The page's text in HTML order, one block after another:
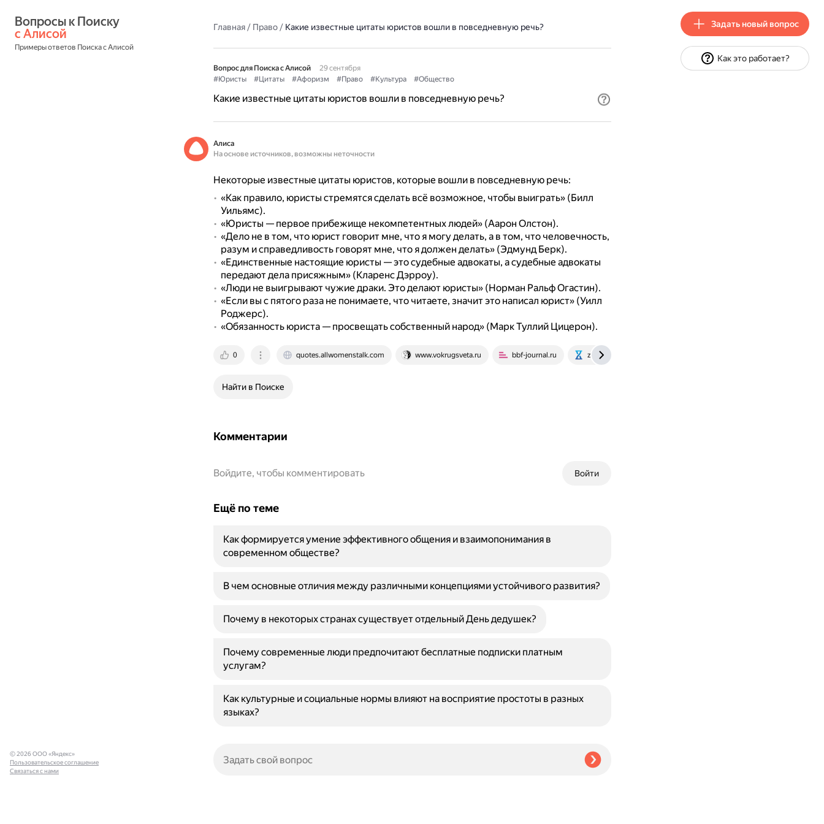
с Алисой
Примеры ответов Поиска с Алисой
Главная/ Право/ Какие известные цитаты юристов вошли в повседневную речь?
Вопрос для Поиска с Алисой
29 сентября
#Юристы
#Цитаты #Афоризм #Право #Культура #Общество
Какие известные цитаты юристов вошли в повседневную речь?
Алиса
На основе источников, возможны неточности
Некоторые известные цитаты юристов, которые вошли в повседневную речь:
«Как правило, юристы стремятся сделать всё возможное, чтобы выиграть» (Билл
Уильямс).
«Юристы — первое прибежище некомпетентных людей» (Аарон Олстон).
«Дело не в том, что юрист говорит мне, что я могу делать, а в том, что человечность,
разум и справедливость говорят мне, что я должен делать» (Эдмунд Берк).
«Единственные настоящие юристы — это судебные адвокаты, а судебные адвокаты
передают дела присяжным» (Кларенс Дэрроу).
«Люди не выигрывают чужие драки. Это делают юристы» (Норман Ральф Огастин).
«Если вы с пятого раза не понимаете, что читаете, значит это написал юрист» (Уилл
Роджерс).
«Обязанность юриста — просвещать собственный народ» (Марк Туллий Цицерон).
0 quotes.allwomenstalk.com www.vokrugsveta.ru bbf-journal.ru zakon.ru
Найти в Поиске
Комментарии
Войти
Войдите, чтобы комментировать
Ещё по теме
Как формируется умение эффективного общения и взаимопонимания в
современном обществе?
В чем основные отличия между различными концепциями устойчивого развития?
Почему в некоторых странах существует отдельный День дедушек?
Почему современные люди предпочитают бесплатные подписки платным
услугам?
Как культурные и социальные нормы влияют на восприятие простоты в разных
языках?
© 2026 ООО «Яндекс»
Пользовательское соглашение
Связаться с нами
Задать новый вопрос
Как это работает?